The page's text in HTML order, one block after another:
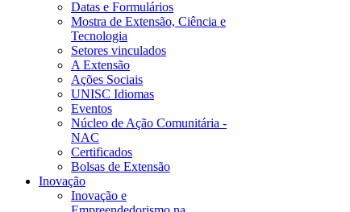
Datas e Formulários
Mostra de Extensão, Ciência e
Tecnologia
Setores vinculados
A Extensão
Ações Sociais
UNISC Idiomas
Eventos
Núcleo de Ação Comunitária -
NAC
Certificados
Bolsas de Extensão
Inovação
Inovação e